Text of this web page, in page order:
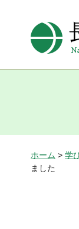
ホーム > 学
ました